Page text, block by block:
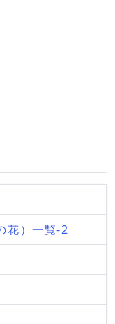
花）一覧-2